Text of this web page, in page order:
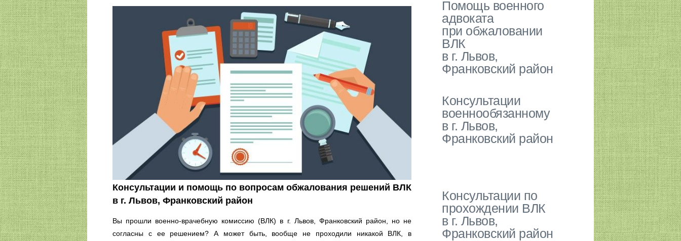
Консультации и помощь по вопросам обжалования решений ВЛК
в г. Львов, Франковский район
Вы прошли военно-врачебную комиссию (ВЛК) в г. Львов, Франковский район, но не
согласны с ее решением? А может быть, вообще не проходили никакой ВЛК, в
Помощь военного
адвоката
при обжаловании
ВЛК
в г. Львов,
Франковский район
Консультации
военнообязанному
в г. Львов,
Франковский район
Консультации по
прохождении ВЛК
в г. Львов,
Франковский район